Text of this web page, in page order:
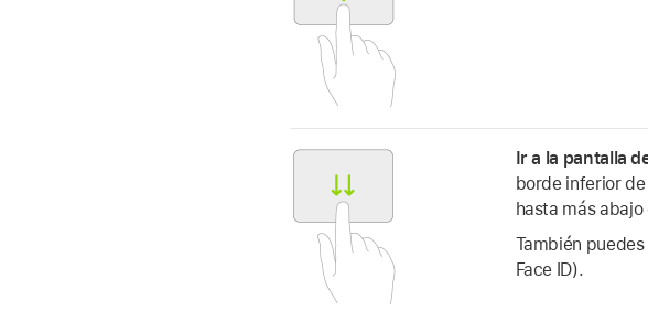
Ir a la pantalla
borde inferior
hasta más
También
Face ID).